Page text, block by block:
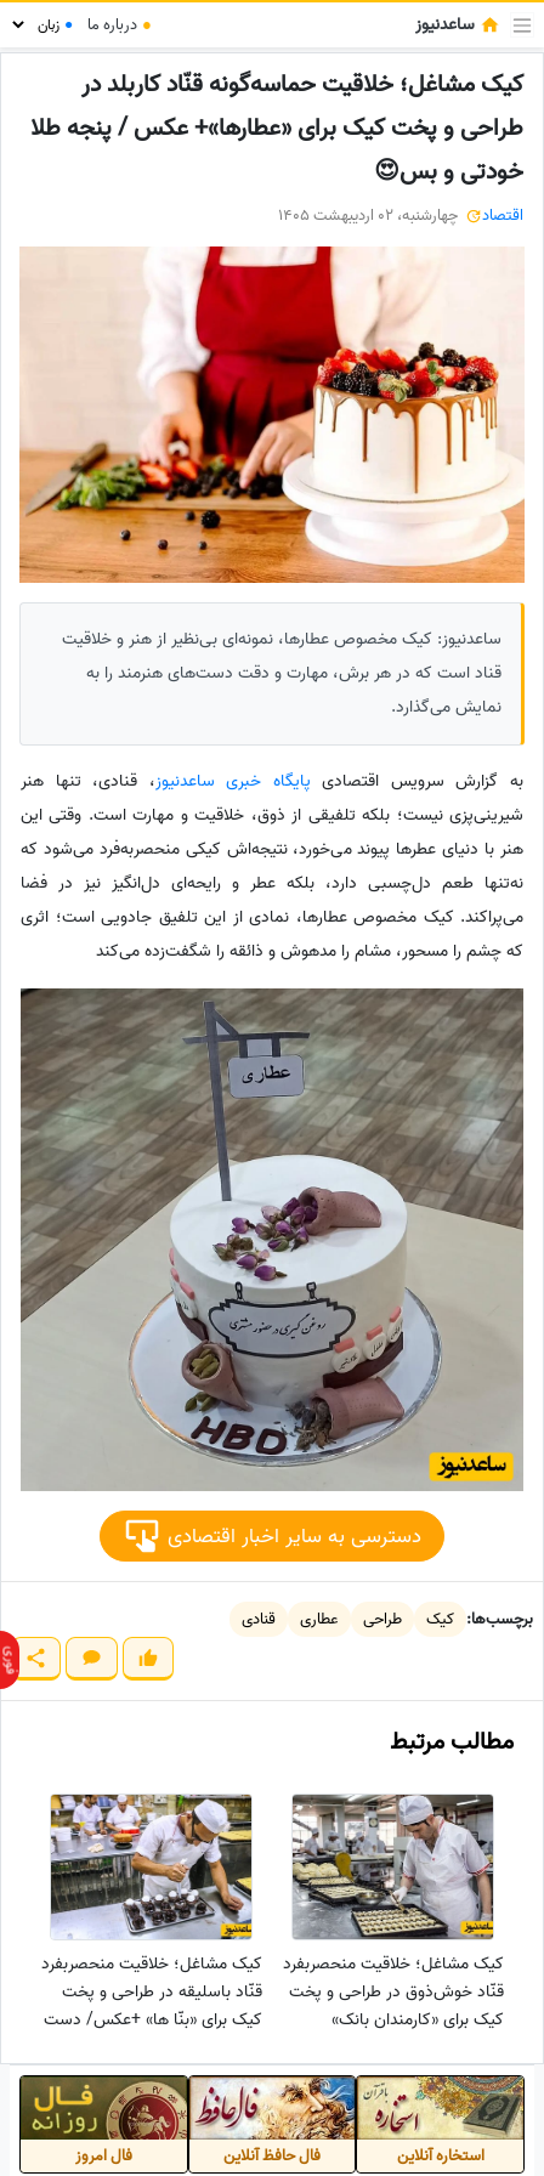
ساعدنیوز ● درباره ما ●
کیک مشاغل؛ خلاقیت حماسه‌گونه قنّاد کاربلد در
طراحی و پخت کیک برای «عطارها»+ عکس / پنجه طلا
خودتی و بس😍
اقتصاد چهارشنبه، 02 اردیبهشت 1405
ساعدنیوز: کیک مخصوص عطارها، نمونه‌ای بی‌نظیر از هنر و خلاقیت
قناد است که در هر برش، مهارت و دقت دست‌های هنرمند را به
نمایش می‌گذارد.
به گزارش سرویس اقتصادی پایگاه خبری ساعدنیوز،‌ قنادی، تنها هنر
شیرینی‌پزی نیست؛ بلکه تلفیقی از ذوق، خلاقیت و مهارت است. وقتی این
هنر با دنیای عطرها پیوند می‌خورد، نتیجه‌اش کیکی منحصربه‌فرد می‌شود که
نه‌تنها طعم دل‌چسبی دارد، بلکه عطر و رایحه‌ای دل‌انگیز نیز در فضا
می‌پراکند. کیک مخصوص عطارها، نمادی از این تلفیق جادویی است؛ اثری
که چشم را مسحور، مشام را مدهوش و ذائقه را شگفت‌زده می‌کند
دسترسی به سایر اخبار اقتصادی
برچسب‌ها: کیک طراحی عطاری قنادی
مطالب مرتبط
کیک مشاغل؛ خلاقیت منحصربفرد
قنّاد خوش‌ذوق در طراحی و پخت
کیک برای «کارمندان بانک»
اوستا👌
کیک مشاغل؛ خلاقیت منحصربفرد
قنّاد باسلیقه در طراحی و پخت
کیک برای «بنّا ها» +عکس/ دست
استخاره آنلاین فال حافظ آنلاین فال امروز